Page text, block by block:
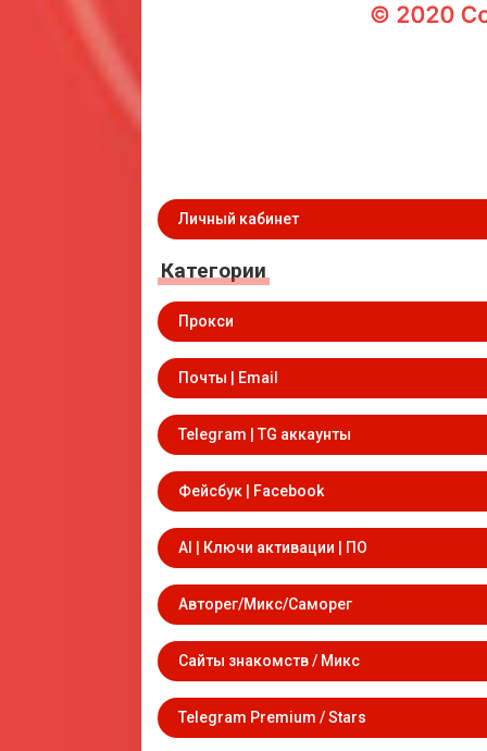
Личный кабинет
Категории
Прокси
Почты | Email
Telegram | TG аккаунты
Фейсбук | Facebook
AI | Ключи активации | ПО
Авторег/Микс/Саморег
Сайты знакомств / Микс
Telegram Premium / Stars